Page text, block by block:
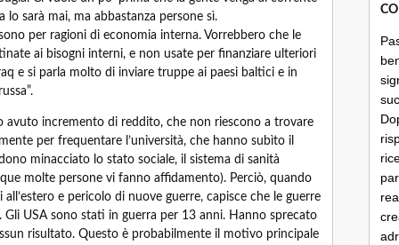
lo sarà mai, ma abbastanza persone sì.
per ragioni di economia interna. Vorrebbero che le
ai bisogni interni, e non usate per finanziare ulteriori
e si parla molto di inviare truppe ai paesi baltici e in
avuto incremento di reddito, che non riescono a trovare
per frequentare l’università, che hanno subìto il
minacciato lo stato sociale, il sistema di sanità
molte persone vi fanno affidamento). Perciò, quando
e pericolo di nuove guerre, capisce che le guerre
USA sono stati in guerra per 13 anni. Hanno sprecato
risultato. Questo è probabilmente il motivo principale